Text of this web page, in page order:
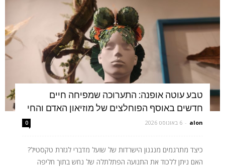
טבע עוטה אופנה: התערוכה שמפיחה חיים
חדשים באוסף הפוחלצים של מוזיאון האדם והחי
alon
- 6 באוגוסט 2026 0
כיצד מתרגמים מנגנון הישרדות של שועל מדברי לגזרת טקסטיל?
האם ניתן ללכוד את התנועה הפתלתלה של נחש בתוך חליפה